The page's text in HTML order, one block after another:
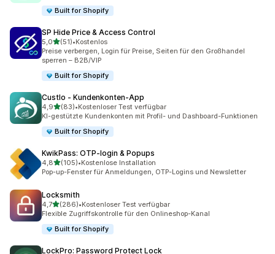
Built for Shopify
SP Hide Price & Access Control
5,0von 5 Sternen
(51)
51 Rezensionen insgesamt
•Kostenlos
Preise verbergen, Login für Preise, Seiten für den Großhandel
sperren – B2B/VIP
Built for Shopify
Custlo ‑ Kundenkonten‑App
4,9von 5 Sternen
(83)
83 Rezensionen insgesamt
•Kostenloser Test verfügbar
KI-gestützte Kundenkonten mit Profil- und Dashboard-Funktionen
Built for Shopify
KwikPass: OTP‑login & Popups
4,8von 5 Sternen
(105)
105 Rezensionen insgesamt
•Kostenlose Installation
Pop-up-Fenster für Anmeldungen, OTP-Logins und Newsletter
Locksmith
4,7von 5 Sternen
(286)
286 Rezensionen insgesamt
•Kostenloser Test verfügbar
Flexible Zugriffskontrolle für den Onlineshop-Kanal
Built for Shopify
LockPro: Password Protect Lock